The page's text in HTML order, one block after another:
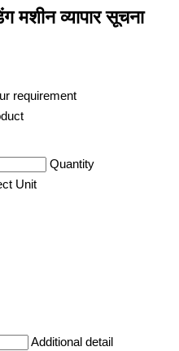
मशीन व्यापार सूचना
requirement
Quantity
Unit
Additional detail